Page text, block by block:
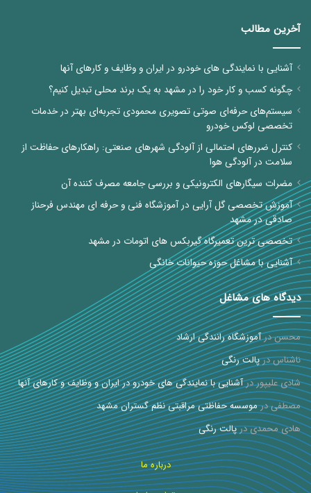
آخرین مطالب
آشنایی با نمایندگی های خودرو در ایران و وظایف و کارهای آنها
چگونه کسب و کار خود را در مشهد به یک برند محلی تبدیل کنیم؟
سیستم‌های حرفه‌ای صوتی تصویری محمودی تجربه‌ای بهتر در خدمات
تخصصی لوکس خودرو
کنترل ضررهای احتمالی از آلودگی شهرهای صنعتی: راهکارهای حفاظت از
سلامت در آلودگی هوا
مضرات سیگارهای الکترونیکی و بررسی جامعه مصرف کننده آن
آموزش تخصصی گل آرایی در آموزشگاه فنی و حرفه ای مهندس فرحناز
صادقی در مشهد
تخصصی ترین تعمیرگاه گیربکس های اتومات در مشهد
آشنایی با مشاغل حوزه حیوانات خانگی
دیدگاه های مشاغل
محسندرآموزشگاه رانندگی ارشاد
ناشناسدرپالت رنگی
شادی علیپوردرآشنایی با نمایندگی های خودرو در ایران و وظایف و کارهای آنها
مصطفیدرموسسه حفاظتی مراقبتی نظم گستران مشهد
هادی محمدیدرپالت رنگی
درباره ما